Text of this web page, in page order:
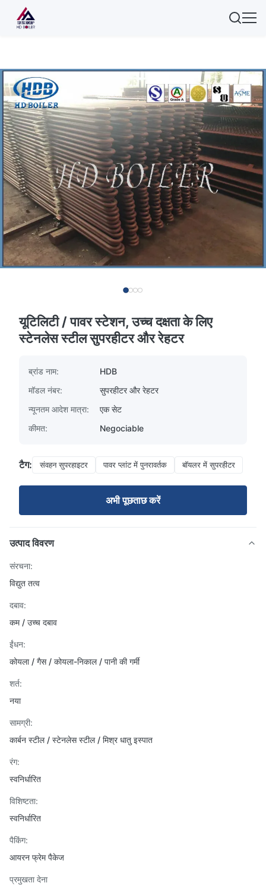
यूटिलिटी / पावर स्टेशन, उच्च दक्षता के लिए
स्टेनलेस स्टील सुपरहीटर और रेहटर
ब्रांड नाम:
HDB
मॉडल नंबर:
सुपरहीटर और रेहटर
न्यूनतम आदेश मात्रा:
एक सेट
कीमत:
Negociable
टैग: संवहन सुपरहाइटर पावर प्लांट में पुनरावर्तक बॉयलर में सुपरहीटर
अभी पूछताछ करें
उत्पाद विवरण
संरचना:
विद्युत तत्व
दबाव:
कम / उच्च दबाव
ईंधन:
कोयला / गैस / कोयला-निकाल / पानी की गर्मी
शर्त:
नया
सामग्री:
कार्बन स्टील / स्टेनलेस स्टील / मिश्र धातु इस्पात
रंग:
स्वनिर्धारित
विशिष्टता:
स्वनिर्धारित
पैकिंग:
आयरन फ्रेम पैकेज
प्रमुखता देना